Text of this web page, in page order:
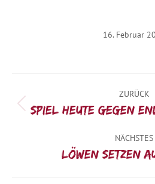
16. Februar
ZURÜCK
Spiel heute gegen
NÄCHSTES
Löwen setzen